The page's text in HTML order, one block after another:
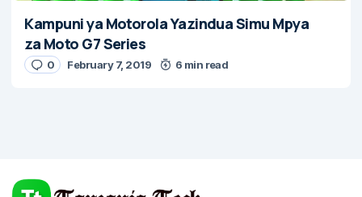
Kampuni ya Motorola Yazindua Simu Mpya
za Moto G7 Series
0 February 7, 2019 6 min read